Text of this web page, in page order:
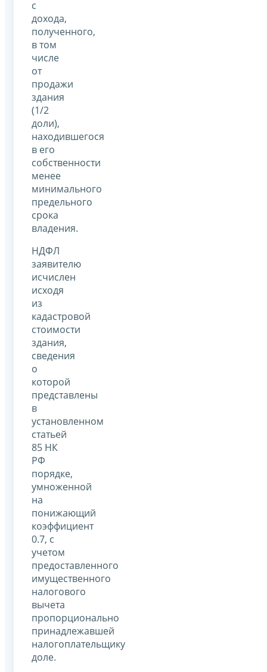
с
дохода,
полученного,
в том
числе
от
продажи
здания
(1/2
доли),
находившегося
в его
собственности
менее
минимального
предельного
срока
владения.
НДФЛ
заявителю
исчислен
исходя
из
кадастровой
стоимости
здания,
сведения
о
которой
представлены
в
установленном
статьей
85 НК
РФ
порядке,
умноженной
на
понижающий
коэффициент
0.7, с
учетом
предоставленного
имущественного
налогового
вычета
пропорционально
принадлежавшей
налогоплательщику
доле.